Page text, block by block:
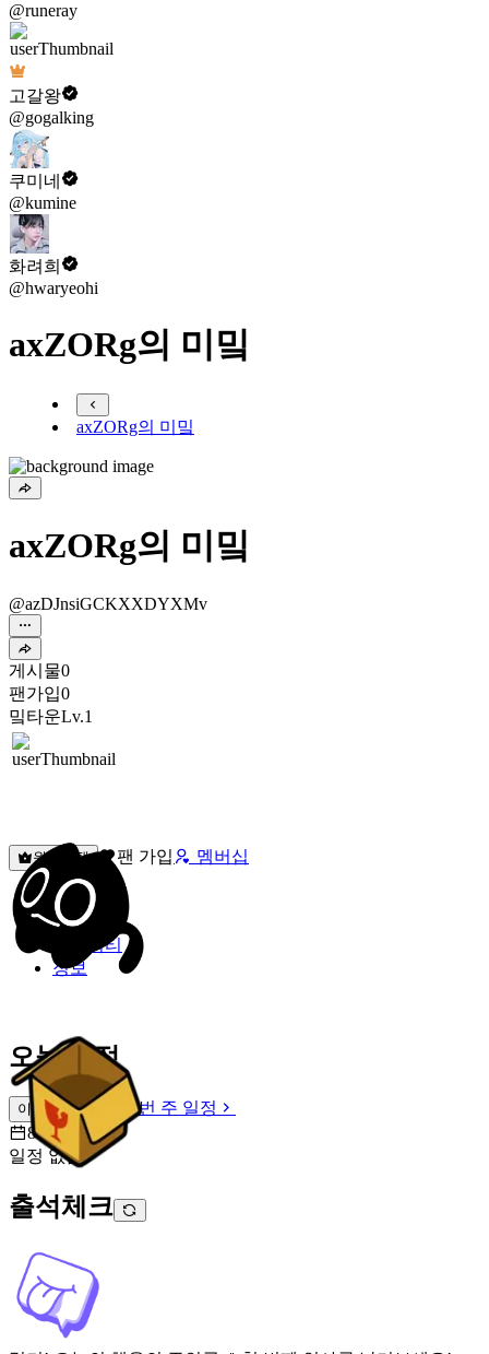
@runeray
고갈왕
@gogalking
쿠미네
@kumine
화려희
@hwaryeohi
axZORg의 미밐
axZORg의 미밐
axZORg의 미밐
@azDJnsiGCKXXDYXMv
게시물0
팬가입0
밐타운Lv.1
원픽선택 팬 가입 멤버십
밐타운
피드
커뮤니티
정보
오늘 일정
이번 주 일정
이번 주 일정
8월 8일 [토]
일정 없음
출석체크